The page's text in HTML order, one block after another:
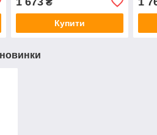
Купити
новинки